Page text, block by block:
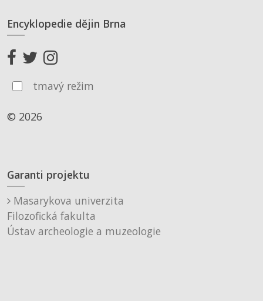
Encyklopedie dějin Brna
tmavý režim
© 2026
Garanti projektu
Masarykova univerzita
Filozofická fakulta
Ústav archeologie a muzeologie